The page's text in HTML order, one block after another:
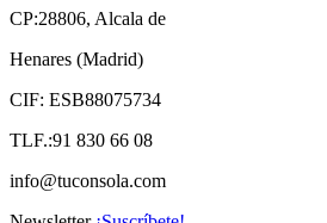
CP:28806, Alcala de
Henares (Madrid)
CIF: ESB88075734
TLF.:91 830 66 08
info@tuconsola.com